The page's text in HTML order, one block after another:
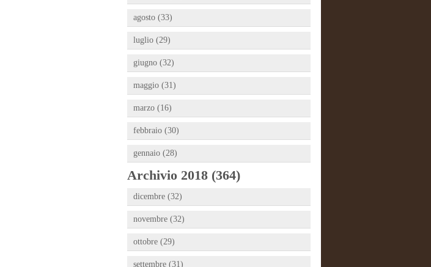
agosto (33)
luglio (29)
giugno (32)
maggio (31)
marzo (16)
febbraio (30)
gennaio (28)
Archivio 2018 (364)
dicembre (32)
novembre (32)
ottobre (29)
settembre (31)